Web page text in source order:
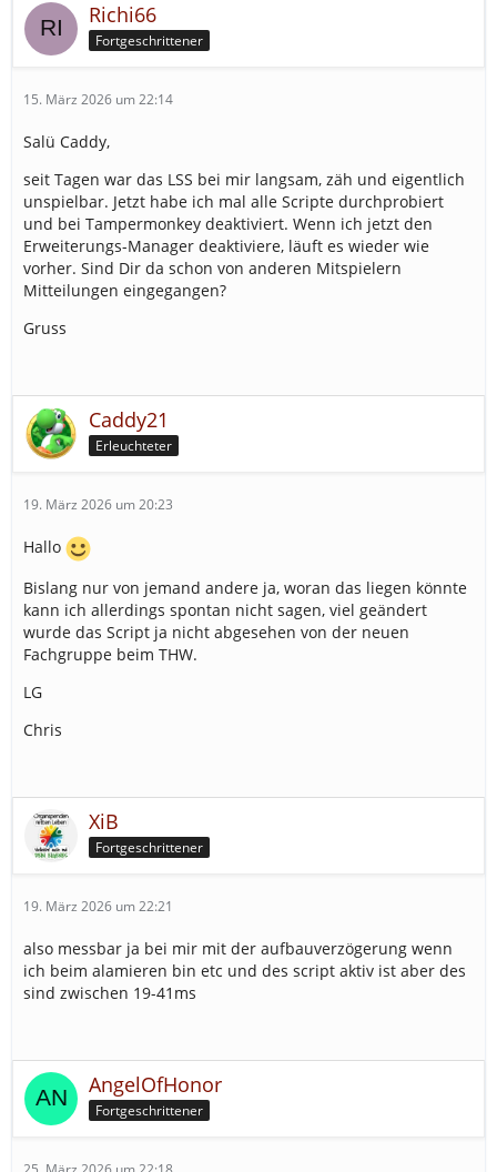
Richi66
Fortgeschrittener
15. März 2026 um 22:14
Salü Caddy,
seit Tagen war das LSS bei mir langsam, zäh und eigentlich
unspielbar. Jetzt habe ich mal alle Scripte durchprobiert
und bei Tampermonkey deaktiviert. Wenn ich jetzt den
Erweiterungs-Manager deaktiviere, läuft es wieder wie
vorher. Sind Dir da schon von anderen Mitspielern
Mitteilungen eingegangen?
Gruss
Caddy21
Erleuchteter
19. März 2026 um 20:23
Hallo
Bislang nur von jemand andere ja, woran das liegen könnte
kann ich allerdings spontan nicht sagen, viel geändert
wurde das Script ja nicht abgesehen von der neuen
Fachgruppe beim THW.
LG
Chris
XiB
Fortgeschrittener
19. März 2026 um 22:21
also messbar ja bei mir mit der aufbauverzögerung wenn
ich beim alamieren bin etc und des script aktiv ist aber des
sind zwischen 19-41ms
AngelOfHonor
Fortgeschrittener